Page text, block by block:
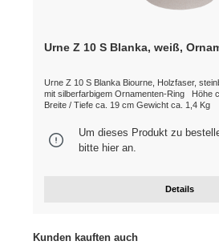
Urne Z 10 S Blanka, weiß,
Urne Z 10 S Blanka Biourne, Holzfaser,
mit silberfarbigem Ornamenten-Ring Höhe ca. 26 cm Durchmesser
Um dieses Produkt zu
bitte hieran.
Details
Produktgalerie überspringen
Kunden kauften auch